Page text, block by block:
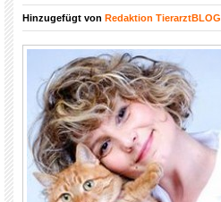
Hinzugefügt von Redaktion TierarztBLOG